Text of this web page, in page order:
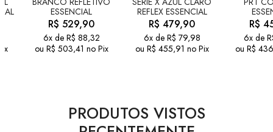
ESSENCIAL
R$ 529,90
6x de R$ 88,32
ou R$ 503,41 no Pix
REFLEX ESSENCIAL
R$ 479,90
6x de R$ 79,98
ou R$ 455,91 no Pix
R$
6x de
ou R$
PRODUTOS VISTOS